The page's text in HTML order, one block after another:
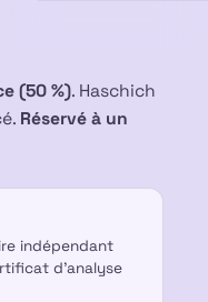
(50 %). Haschich
Réservé à un
indépendant
d’analyse